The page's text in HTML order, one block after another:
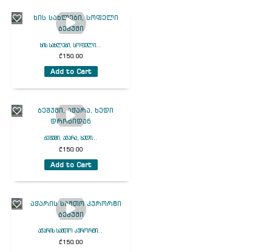
ხის სახლები, სოფელი...
₾150.00
Add to Cart
ბეშუმი, აჭარა, ხედი...
₾150.00
Add to Cart
აჭარის სამთო კურორტი...
₾150.00